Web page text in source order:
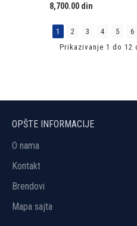
8,700.00 din
1 2 3 4 5 6
Prikazivanje 1 do 12
OPŠTE INFORMACIJE
O nama
Kontakt
Brendovi
Mapa sajta